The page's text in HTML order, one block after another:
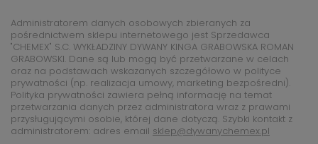
Administratorem danych osobowych zbieranych za
pośrednictwem sklepu internetowego jest Sprzedawca
"CHEMEX" S.C. WYKŁADZINY DYWANY KINGA GRABOWSKA ROMAN
GRABOWSKI. Dane są lub mogą być przetwarzane w celach
oraz na podstawach wskazanych szczegółowo w polityce
prywatności (np. realizacja umowy, marketing bezpośredni).
Polityka prywatności zawiera pełną informację na temat
przetwarzania danych przez administratora wraz z prawami
przysługującymi osobie, której dane dotyczą. Szybki kontakt z
administratorem: adres email sklep@dywanychemex.pl